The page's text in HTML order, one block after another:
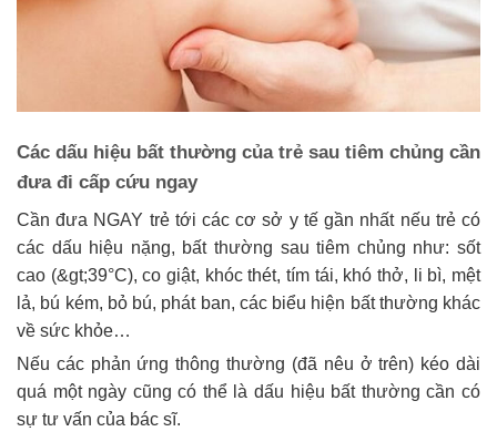
Các dấu hiệu bất thường của trẻ sau tiêm chủng cần
đưa đi cấp cứu ngay
Cần đưa NGAY trẻ tới các cơ sở y tế gần nhất nếu trẻ có
các dấu hiệu nặng, bất thường sau tiêm chủng như: sốt
cao (&gt;39°C), co giật, khóc thét, tím tái, khó thở, li bì, mệt
lả, bú kém, bỏ bú, phát ban, các biểu hiện bất thường khác
về sức khỏe…
Nếu các phản ứng thông thường (đã nêu ở trên) kéo dài
quá một ngày cũng có thể là dấu hiệu bất thường cần có
sự tư vấn của bác sĩ.